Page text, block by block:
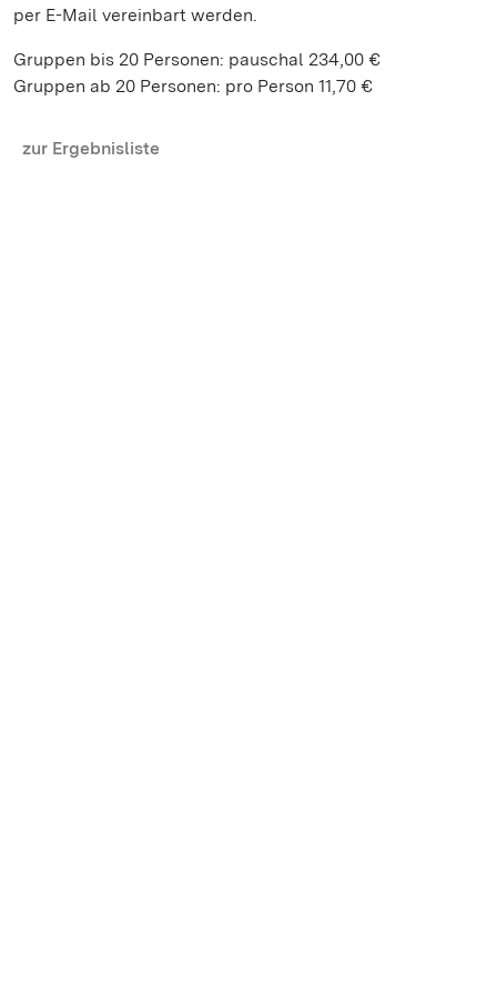
per E-Mail vereinbart werden.
Gruppen bis 20 Personen: pauschal 234,00 €
Gruppen ab 20 Personen: pro Person 11,70 €
zur Ergebnisliste